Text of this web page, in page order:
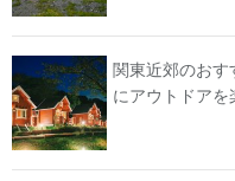
関東近郊のお
にアウトドア